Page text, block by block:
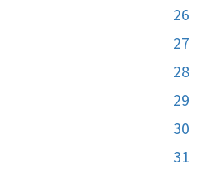
26
27
28
29
30
31